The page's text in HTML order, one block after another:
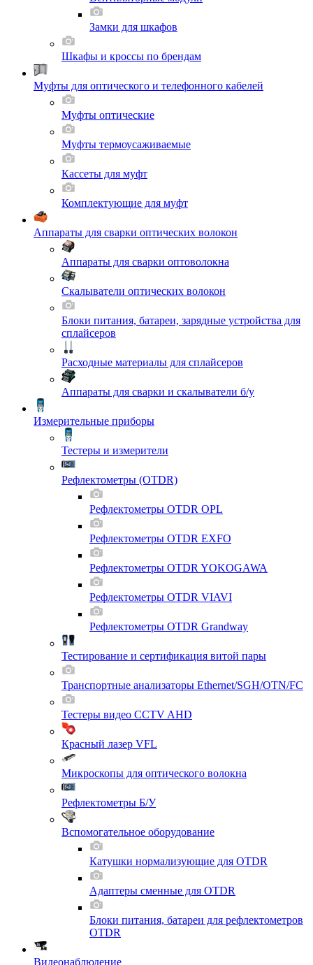
Замки для шкафов
Шкафы и кроссы по брендам
Муфты для оптического и телефонного кабелей
Муфты оптические
Муфты термоусаживаемые
Кассеты для муфт
Комплектующие для муфт
Аппараты для сварки оптических волокон
Аппараты для сварки оптоволокна
Скалыватели оптических волокон
Блоки питания, батареи, зарядные устройства для
сплайсеров
Расходные материалы для сплайсеров
Аппараты для сварки и скалыватели б/у
Измерительные приборы
Тестеры и измерители
Рефлектометры (OTDR)
Рефлектометры OTDR OPL
Рефлектометры OTDR EXFO
Рефлектометры OTDR YOKOGAWA
Рефлектометры OTDR VIAVI
Рефлектометры OTDR Grandway
Тестирование и сертификация витой пары
Транспортные анализаторы Ethernet/SGH/OTN/FC
Тестеры видео CCTV AHD
Красный лазер VFL
Микроскопы для оптического волокна
Рефлектометры Б/У
Вспомогательное оборудование
Катушки нормализующие для OTDR
Адаптеры сменные для OTDR
Блоки питания, батареи для рефлектометров
OTDR
Видеонаблюдение